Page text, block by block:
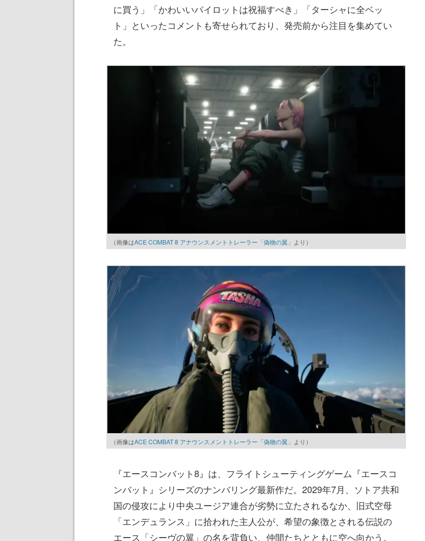
に買う」「かわいいパイロットは祝福すべき」「ターシャに全ベッ
ト」といったコメントも寄せられており、発売前から注目を集めてい
た。
（画像はACE COMBAT 8 アナウンスメントトレーラー「偽物の翼」 より）
（画像はACE COMBAT 8 アナウンスメントトレーラー「偽物の翼」 より）
『エースコンバット8』は、フライトシューティングゲーム『エースコ
ンバット』シリーズのナンバリング最新作だ。2029年7月、ソトア共和
国の侵攻により中央ユージア連合が劣勢に立たされるなか、旧式空母
「エンデュランス」に拾われた主人公が、希望の象徴とされる伝説の
エース「シーヴの翼」の名を背負い、仲間たちとともに空へ向かう。